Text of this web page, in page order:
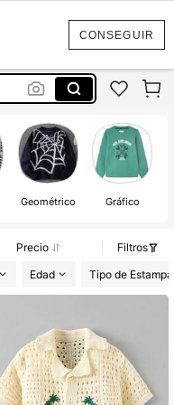
CONSEGUIR
Geométrico Gráfico
Precio
Filtros
Edad Tipo de